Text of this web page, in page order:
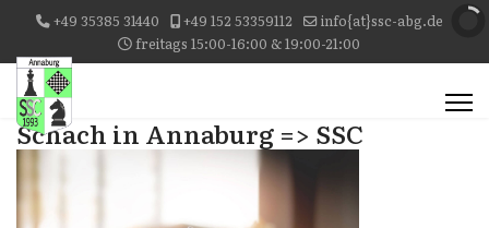
+49 35385 31440 +49 152 53359112
info{at}ssc-abg.de
freitags 15:00-16:00 & 19:00-21:00
Schach in Annaburg => SSC